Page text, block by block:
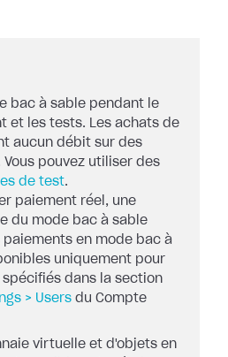
bac à sable pendant le
et les tests. Les achats de
aucun débit sur des
pouvez utiliser des
de test.
paiement réel, une
du mode bac à sable
paiements en mode bac à
uniquement pour
spécifiés dans la section
> Users du Compte
virtuelle et d'objets en